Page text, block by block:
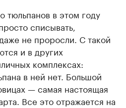
тюльпанов в этом году
списывать,
не проросли. С такой
и в других
комплексах:
в ней нет. Большой
— самая настоящая
Все это отражается на